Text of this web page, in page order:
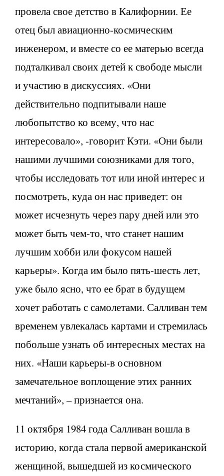
провела свое детство в Калифорнии. Ее
отец был авиационно-космическим
инженером, и вместе со ее матерью всегда
подталкивал своих детей к свободе мысли
и участию в дискуссиях. «Они
действительно подпитывали наше
любопытство ко всему, что нас
интересовало», -говорит Кэти. «Они были
нашими лучшими союзниками для того,
чтобы исследовать тот или иной интерес и
посмотреть, куда он нас приведет: он
может исчезнуть через пару дней или это
может быть чем-то, что станет нашим
лучшим хобби или фокусом нашей
карьеры». Когда им было пять-шесть лет,
уже было ясно, что ее брат в будущем
хочет работать с самолетами. Салливан тем
временем увлекалась картами и стремилась
побольше узнать об интересных местах на
них. «Наши карьеры-в основном
замечательное воплощение этих ранних
мечтаний», – признается она.
11 октября 1984 года Салливан вошла в
историю, когда стала первой американской
женщиной, вышедшей из космического